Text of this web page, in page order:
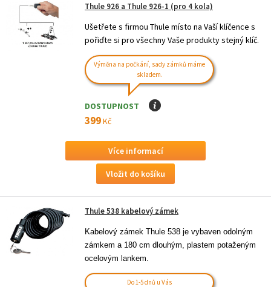
Thule 926 a Thule 926-1 (pro 4 kola)
Ušetřete s firmou Thule místo na Vaší klíčence s
pořiďte si pro všechny Vaše produkty stejný klíč.
Výměna na počkání, sady zámků máme
skladem.
DOSTUPNOST I
399Kč
Více informací
Thule 538 kabelový zámek
Kabelový zámek Thule 538 je vybaven odolným
zámkem a 180 cm dlouhým, plastem potaženým
ocelovým lankem.
Do 1-5 dnů u Vás